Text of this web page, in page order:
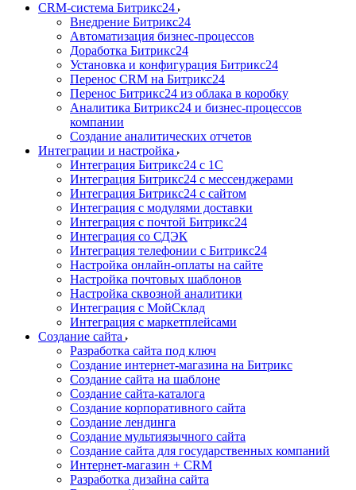
CRM-система Битрикс24
Внедрение Битрикс24
Автоматизация бизнес-процессов
Доработка Битрикс24
Установка и конфигурация Битрикс24
Перенос CRM на Битрикс24
Перенос Битрикс24 из облака в коробку
Аналитика Битрикс24 и бизнес-процессов
компании
Создание аналитических отчетов
Интеграции и настройка
Интеграция Битрикс24 с 1С
Интеграция Битрикс24 с мессенджерами
Интеграция Битрикс24 с сайтом
Интеграция с модулями доставки
Интеграция с почтой Битрикс24
Интеграция со СДЭК
Интеграция телефонии с Битрикс24
Настройка онлайн-оплаты на сайте
Настройка почтовых шаблонов
Настройка сквозной аналитики
Интеграция с МойСклад
Интеграция с маркетплейсами
Создание сайта
Разработка сайта под ключ
Создание интернет-магазина на Битрикс
Создание сайта на шаблоне
Создание сайта-каталога
Создание корпоративного сайта
Создание лендинга
Создание мультиязычного сайта
Создание сайта для государственных компаний
Интернет-магазин + CRM
Разработка дизайна сайта